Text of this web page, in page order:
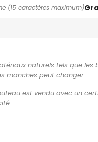
(15 caractères maximum)
naturels tels que les
manches peut changer
est vendu avec un